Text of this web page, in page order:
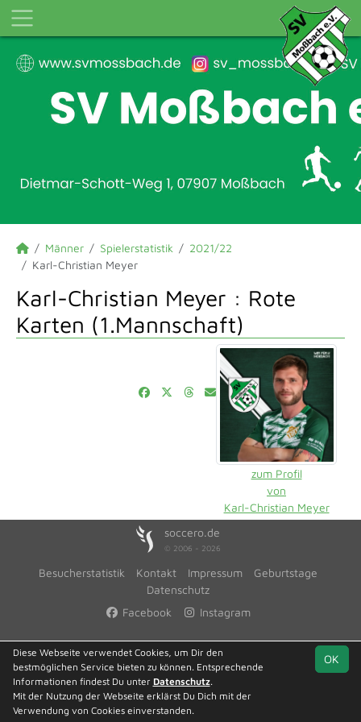
Männer Spielerstatistik
2021/22
Karl-Christian Meyer
Karl-Christian Meyer : Rote
Karten (1.Mannschaft)
zum Profil
von
Karl-Christian Meyer
soccero.de
© 2006 - 2026
Besucherstatistik Kontakt Impressum
Geburtstage
Datenschutz
Facebook
Instagram
OK
Diese Webseite verwendet Cookies, um Dir den
bestmöglichen Service bieten zu können. Entsprechende
Informationen findest Du unter Datenschutz.
Mit der Nutzung der Webseite erklärst Du Dich mit der
Verwendung von Cookies einverstanden.